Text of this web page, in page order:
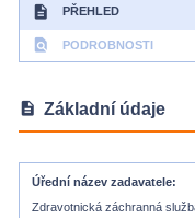
description PŘEHLED
find_in_page PODROBNOSTI
description Základní údaje
Úřední název zadavatele
Zdravotnická záchranná